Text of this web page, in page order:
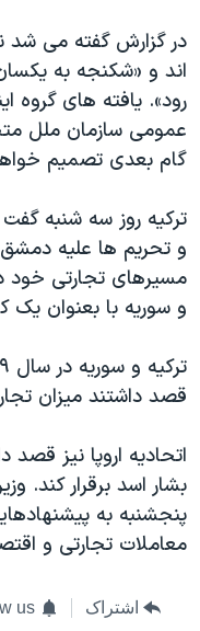
اند و «شکنجه به
رود». یافته های
عمومی سازمان ملل
گام بعدی تصمیم
ترکیه روز سه شنبه
و تحریم ها علیه
مسیرهای تجارتی خود
و سوریه با بعنوان یک
قصد داشتند میزان
اتحادیه اروپا نیز
بشار اسد برقرار کند.
پنجشنبه به
معاملات تجارتی و
اشتراک us